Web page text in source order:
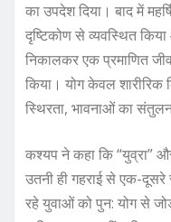
का उपदेश दिया। बाद में
दृष्टिकोण से व्यवस्थित
निकालकर एक प्रमाणित
किया। योग केवल शारीरिक
स्थिरता, भावनाओं का
कश्यप ने कहा कि “युव्रा”
उतनी ही गहराई से एक-
रहे युवाओं को पुन: योग से